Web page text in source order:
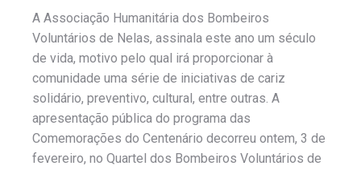
A Associação Humanitária dos Bombeiros
Voluntários de Nelas, assinala este ano um século
de vida, motivo pelo qual irá proporcionar à
comunidade uma série de iniciativas de cariz
solidário, preventivo, cultural, entre outras. A
apresentação pública do programa das
Comemorações do Centenário decorreu ontem, 3 de
fevereiro, no Quartel dos Bombeiros Voluntários de